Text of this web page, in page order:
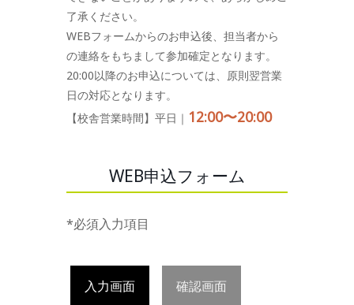
了承ください。
WEBフォームからのお申込後、担当者から
の連絡をもちまして参加確定となります。
20:00以降のお申込については、原則翌営業
日の対応となります。
【校舎営業時間】平日｜ 12:00〜20:00
WEB申込フォーム
*必須入力項目
入力画面 確認画面